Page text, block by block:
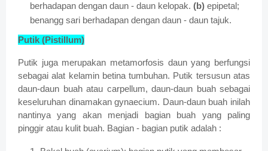
berhadapan dengan daun - daun kelopak. (b) epipetal;
benangg sari berhadapan dengan daun - daun tajuk.
Putik (Pistillum)
Putik juga merupakan metamorfosis daun yang berfungsi
sebagai alat kelamin betina tumbuhan. Putik tersusun atas
daun-daun buah atau carpellum, daun-daun buah sebagai
keseluruhan dinamakan gynaecium. Daun-daun buah inilah
nantinya yang akan menjadi bagian buah yang paling
pinggir atau kulit buah. Bagian - bagian putik adalah :